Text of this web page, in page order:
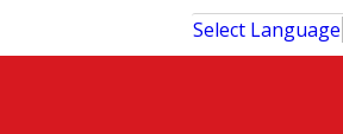
Select Language